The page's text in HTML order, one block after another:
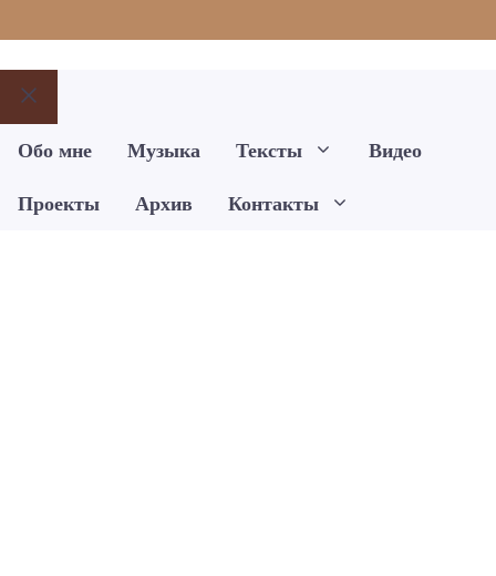
Закрыть
Обо мне
Музыка Тексты Видео
Проекты Архив Контакты